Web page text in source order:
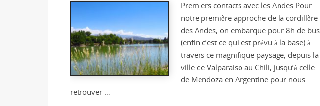
Premiers contacts avec les Andes Pour
notre première approche de la cordillère
des Andes, on embarque pour 8h de bus
(enfin c’est ce qui est prévu à la base) à
travers ce magnifique paysage, depuis la
ville de Valparaiso au Chili, jusqu’à celle
de Mendoza en Argentine pour nous
retrouver …